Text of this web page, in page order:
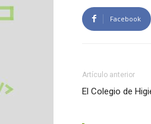
Facebook
Artículo anterior
El Colegio de